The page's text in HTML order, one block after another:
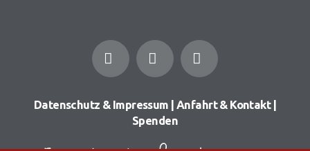
Datenschutz & Impressum Anfahrt & Kontakt
Spenden